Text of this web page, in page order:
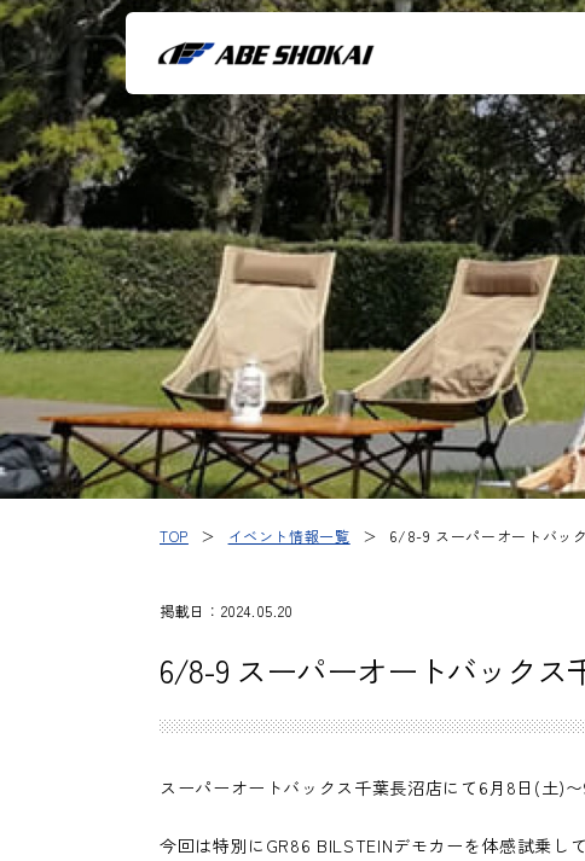
TOP ＞ イベント情報一覧 ＞ 6/8-9 スーパーオートバッ
掲載日：2024.05.20
6/8-9 スーパーオートバックス
スーパーオートバックス千葉長沼店にて6月8日(土)
今回は特別にGR86 BILSTEINデモカーを体感試乗し